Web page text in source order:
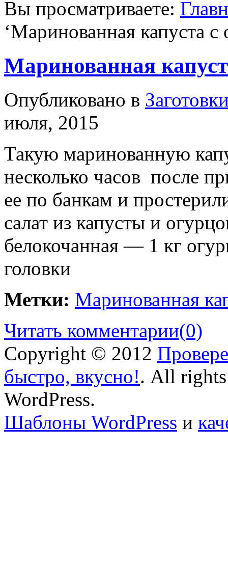
Вы просматриваете:
‘Маринованная капуста
Маринованная
Опубликовано в
июля, 2015
Такую маринованную
несколько часов после
ее по банкам и
салат из капусты и
белокочанная — 1 кг
головки
Метки: Маринованная
Читать комментарии(0)
Copyright © 2012
быстро, вкусно!. All rights
WordPress.
Шаблоны WordPress и